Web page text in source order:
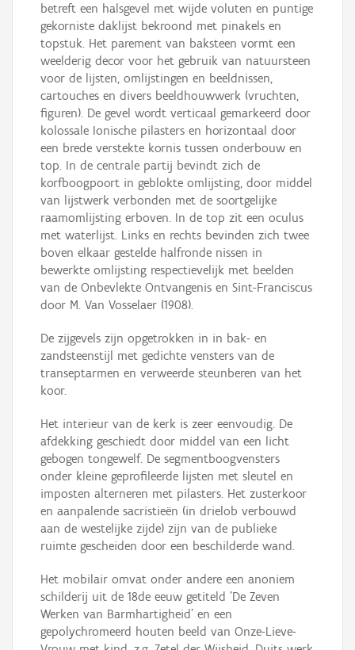
betreft een halsgevel met wijde voluten en puntige
gekorniste daklijst bekroond met pinakels en
topstuk. Het parement van baksteen vormt een
weelderig decor voor het gebruik van natuursteen
voor de lijsten, omlijstingen en beeldnissen,
cartouches en divers beeldhouwwerk (vruchten,
figuren). De gevel wordt verticaal gemarkeerd door
kolossale Ionische pilasters en horizontaal door
een brede verstekte kornis tussen onderbouw en
top. In de centrale partij bevindt zich de
korfboogpoort in geblokte omlijsting, door middel
van lijstwerk verbonden met de soortgelijke
raamomlijsting erboven. In de top zit een oculus
met waterlijst. Links en rechts bevinden zich twee
boven elkaar gestelde halfronde nissen in
bewerkte omlijsting respectievelijk met beelden
van de Onbevlekte Ontvangenis en Sint-Franciscus
door M. Van Vosselaer (1908).
De zijgevels zijn opgetrokken in in bak- en
zandsteenstijl met gedichte vensters van de
transeptarmen en verweerde steunberen van het
koor.
Het interieur van de kerk is zeer eenvoudig. De
afdekking geschiedt door middel van een licht
gebogen tongewelf. De segmentboogvensters
onder kleine geprofileerde lijsten met sleutel en
imposten alterneren met pilasters. Het zusterkoor
en aanpalende sacristieën (in drielob verbouwd
aan de westelijke zijde) zijn van de publieke
ruimte gescheiden door een beschilderde wand.
Het mobilair omvat onder andere een anoniem
schilderij uit de 18de eeuw getiteld 'De Zeven
Werken van Barmhartigheid' en een
gepolychromeerd houten beeld van Onze-Lieve-